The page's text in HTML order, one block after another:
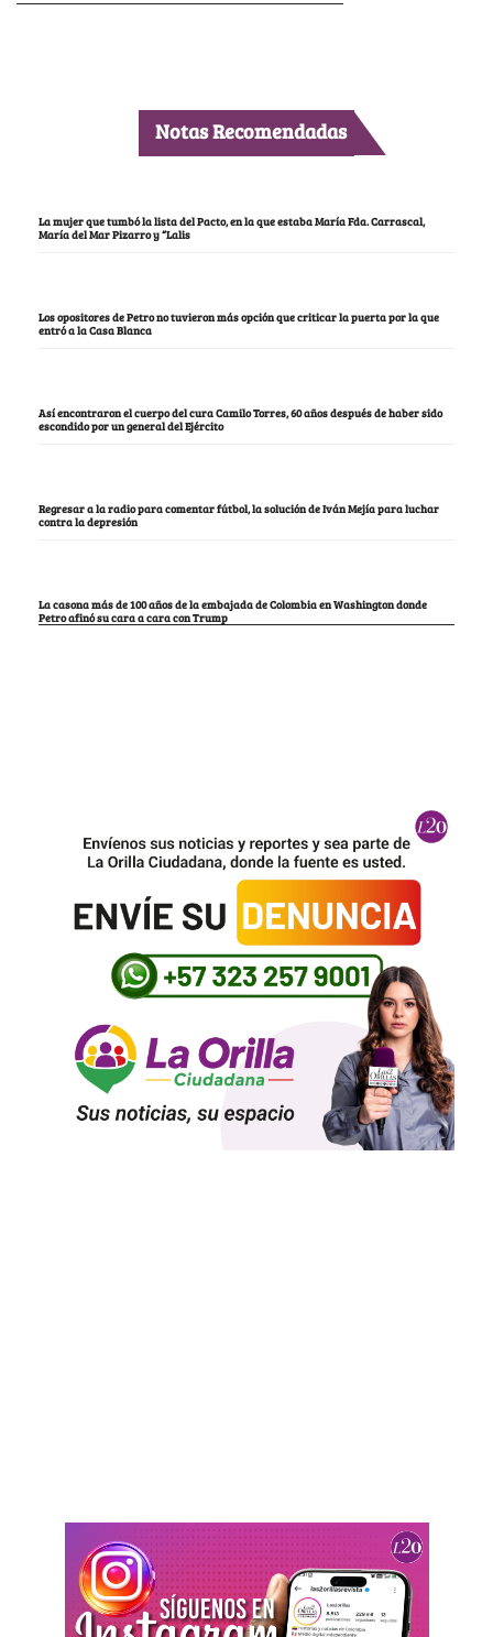
Notas Recomendadas
La mujer que tumbó la lista del Pacto, en la que estaba María Fda. Carrascal,
María del Mar Pizarro y “Lalis
Los opositores de Petro no tuvieron más opción que criticar la puerta por la que
entró a la Casa Blanca
Así encontraron el cuerpo del cura Camilo Torres, 60 años después de haber sido
escondido por un general del Ejército
Regresar a la radio para comentar fútbol, la solución de Iván Mejía para luchar
contra la depresión
La casona más de 100 años de la embajada de Colombia en Washington donde
Petro afinó su cara a cara con Trump